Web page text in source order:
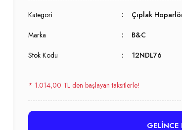
Kategori Çıplak
Marka B&C
Stok Kodu 12NDL76
* 1.014,00 TL den başlayan taksitlerle!
GELİNCE